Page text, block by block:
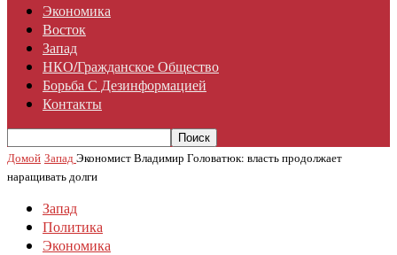
Экономика
Восток
Запад
НКО/гражданское Общество
Борьба С Дезинформацией
Контакты
Домой Запад Экономист Владимир Головатюк: власть продолжает
наращивать долги
Запад
Политика
Экономика